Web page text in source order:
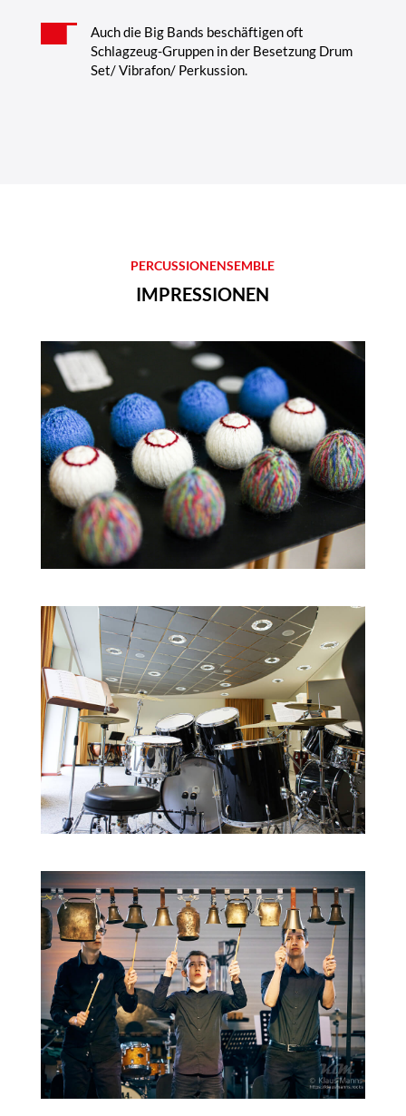
Auch die Big Bands beschäftigen oft
Schlagzeug-Gruppen in der Besetzung Drum
Set/ Vibrafon/ Perkussion.
PERCUSSIONENSEMBLE
IMPRESSIONEN